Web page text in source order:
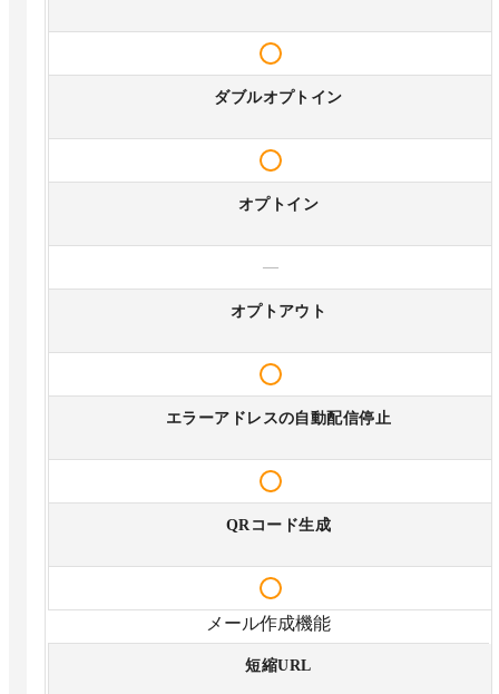
ダブルオプトイン
オプトイン
—
オプトアウト
エラーアドレスの自動配信停止
QRコード生成
メール作成機能
短縮URL